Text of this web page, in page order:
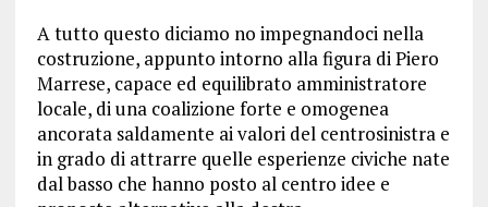
A tutto questo diciamo no impegnandoci nella
costruzione, appunto intorno alla figura di Piero
Marrese, capace ed equilibrato amministratore
locale, di una coalizione forte e omogenea
ancorata saldamente ai valori del centrosinistra e
in grado di attrarre quelle esperienze civiche nate
dal basso che hanno posto al centro idee e